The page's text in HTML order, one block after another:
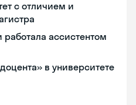
с отличием и
ассистентом
в университете